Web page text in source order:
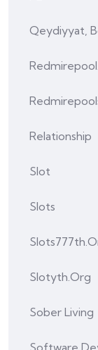
Qeydiyyat,
Relationship
Slot
Slots
Slotyth.org
Sober Living
Software